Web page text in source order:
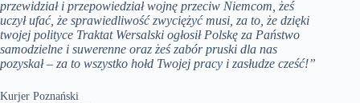
przewidział i przepowiedział wojnę przeciw Niemcom, żeś
uczył ufać, że sprawiedliwość zwyciężyć musi, za to, że dzięki
twojej polityce Traktat Wersalski ogłosił Polskę za Państwo
samodzielne i suwerenne oraz żeś zabór pruski dla nas
pozyskał – za to wszystko hołd Twojej pracy i zasłudze cześć!”
Kurjer Poznański